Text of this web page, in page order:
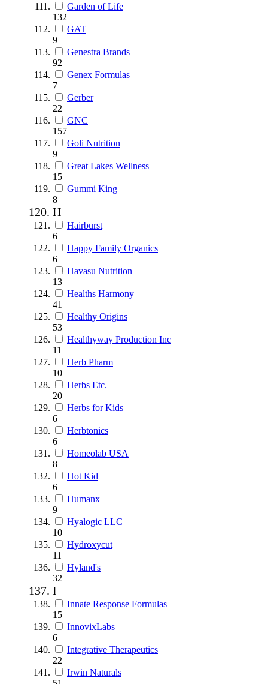
Garden of Life
132
GAT
9
Genestra Brands
92
Genex Formulas
7
Gerber
22
GNC
157
Goli Nutrition
9
Great Lakes Wellness
15
Gummi King
8
H
Hairburst
6
Happy Family Organics
6
Havasu Nutrition
13
Healths Harmony
41
Healthy Origins
53
Healthyway Production Inc
11
Herb Pharm
10
Herbs Etc.
20
Herbs for Kids
6
Herbtonics
6
Homeolab USA
8
Hot Kid
6
Humanx
9
Hyalogic LLC
10
Hydroxycut
11
Hyland's
32
I
Innate Response Formulas
15
InnovixLabs
6
Integrative Therapeutics
22
Irwin Naturals